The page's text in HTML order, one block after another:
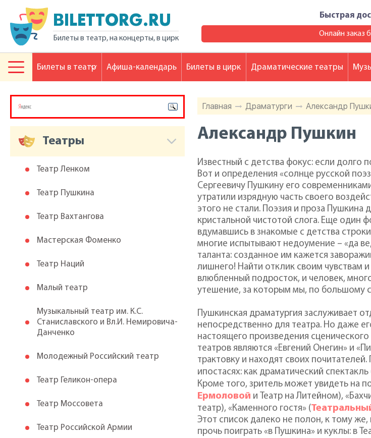
BILETTORG.RU
Билеты в театр, на концерты, в цирк
Быстрая
Онлайн заказ
Главная Драматурги Александр
Александр Пушкин
Известный с детства фокус: если долго
Вот и определения «солнце русской
Сергеевичу Пушкину его
утратили изрядную часть своего
этого не стали. Поэзия и проза Пушкина
кристальной чистотой слога. Еще один
вдумавшись в знакомые с детства
многие испытывают недоумение – «да
таланта: созданное им кажется
лишнего! Найти отклик своим чувствам
влюбленный подросток, и человек,
утешение, за которым мы, по большому
Пушкинская драматургия заслуживает
непосредственно для театра. Но даже
настоящего произведения
театров являются «Евгений Онегин» и
трактовку и находят своих
ипостасях: как драматический
Кроме того, зритель может увидеть на
Ермоловой и Театр на Литейном),
театр), «Каменного гостя» (
Этот список далеко не полон, к тому
прочь поиграть «в Пушкина» и куклы: в
Театры
Театр Ленком
Театр Пушкина
Театр Вахтангова
Мастерская Фоменко
Театр Наций
Малый театр
Музыкальный театр им. К.С.
Станиславского и Вл.И. Немировича-
Данченко
Молодежный Российский театр
Театр Геликон-опера
Театр Моссовета
Театр Российской Армии
Билеты в театр Афиша-календарь Билеты в цирк Драматические театры